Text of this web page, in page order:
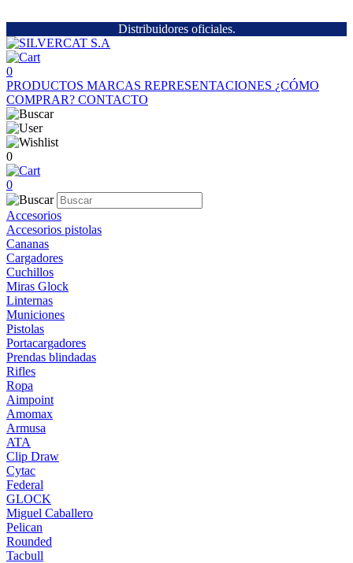
Distribuidores oficiales.
0
PRODUCTOS MARCAS REPRESENTACIONES ¿CÓMO
COMPRAR? CONTACTO
0
0
Accesorios
Accesorios pistolas
Cananas
Cargadores
Cuchillos
Miras Glock
Linternas
Municiones
Pistolas
Portacargadores
Prendas blindadas
Rifles
Ropa
Aimpoint
Amomax
Armusa
ATA
Clip Draw
Cytac
Federal
GLOCK
Miguel Caballero
Pelican
Rounded
Tacbull